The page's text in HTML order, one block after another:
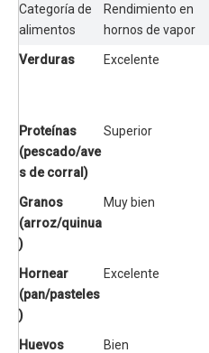
Categoría de
alimentos
Rendimiento en
hornos de vapor
Verduras Excelente
Proteínas
(pescado/ave
s de corral)
Superior
Granos
(arroz/quinua
)
Muy bien
Hornear
(pan/pasteles
)
Excelente
Huevos Bien